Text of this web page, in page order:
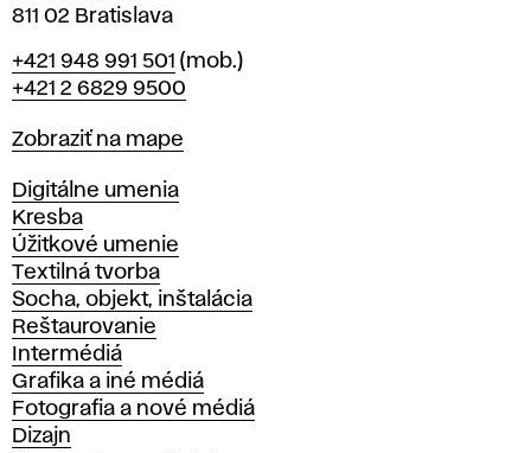
811 02 Bratislava
Telefón
+421 948 991 501 (mob.)
+421 2 6829 9500
Mapa
Zobraziť na mape
Katedry
Digitálne umenia
Kresba
Úžitkové umenie
Textilná tvorba
Socha, objekt, inštalácia
Reštaurovanie
Intermédiá
Grafika a iné médiá
Fotografia a nové médiá
Dizajn